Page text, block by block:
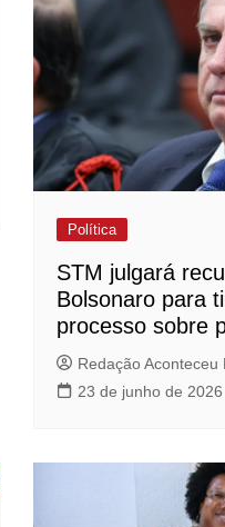
Política
STM julgará
Bolsonaro para
processo sobre
Redação Aconteceu
23 de junho de 2026